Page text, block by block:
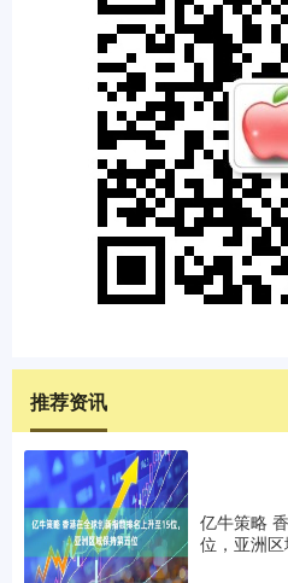
推荐资讯
亿牛策略
位，亚洲